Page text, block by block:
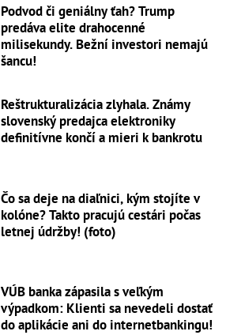
Podvod či geniálny ťah? Trump
predáva elite drahocenné
milisekundy. Bežní investori nemajú
šancu!
Reštrukturalizácia zlyhala. Známy
slovenský predajca elektroniky
definitívne končí a mieri k bankrotu
Čo sa deje na diaľnici, kým stojíte v
kolóne? Takto pracujú cestári počas
letnej údržby! (foto)
VÚB banka zápasila s veľkým
výpadkom: Klienti sa nevedeli dostať
do aplikácie ani do internetbankingu!